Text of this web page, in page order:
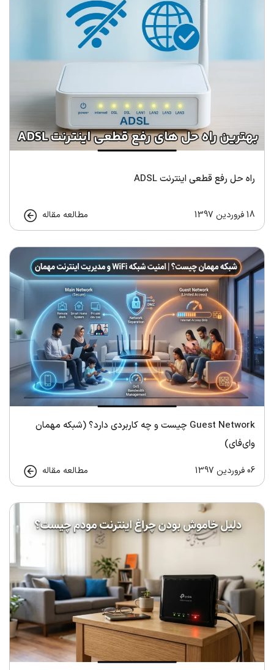
راه حل رفع قطعی اینترنت ADSL
18 فروردین 1397 مطالعه مقاله
Guest Network چیست و چه کاربردی دارد؟ (شبکه مهمان
وای‌فای)
06 فروردین 1397 مطالعه مقاله